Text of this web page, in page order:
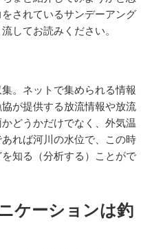
されているサンデーアング
してお読みください。
。ネットで集められる情報
が提供する放流情報や放流
どうかだけでなく、外気温
れば河川の水位で、この時
知る（分析する）ことがで
ケーションは釣